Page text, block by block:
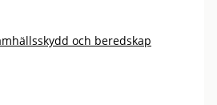
och beredskap